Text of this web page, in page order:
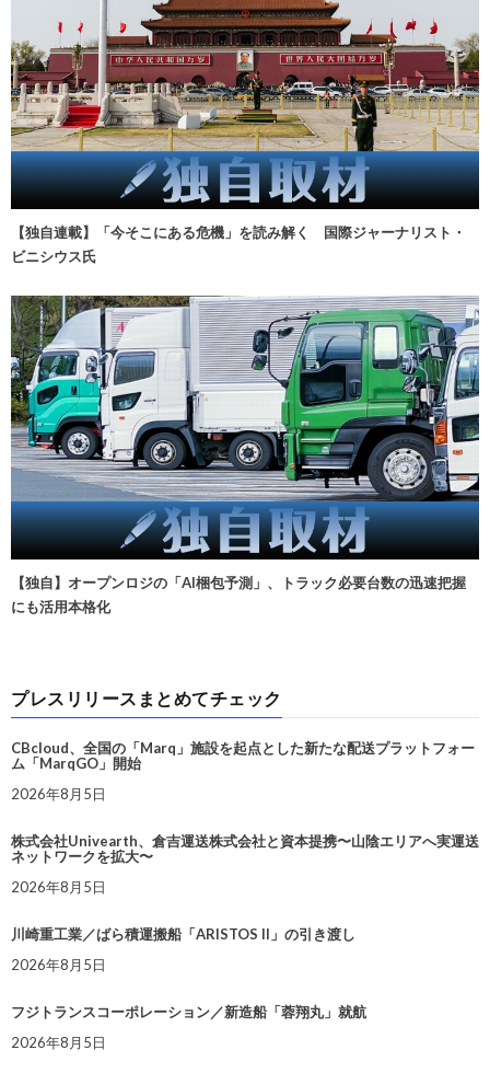
【独自連載】「今そこにある危機」を読み解く 国際ジャーナリスト・
ビニシウス氏
【独自】オープンロジの「AI梱包予測」、トラック必要台数の迅速把握
にも活用本格化
プレスリリースまとめてチェック
CBcloud、全国の「Marq」施設を起点とした新たな配送プラットフォー
ム「MarqGO」開始
2026年8月5日
株式会社Univearth、倉吉運送株式会社と資本提携〜山陰エリアへ実運送
ネットワークを拡大〜
2026年8月5日
川崎重工業／ばら積運搬船「ARISTOS II」の引き渡し
2026年8月5日
フジトランスコーポレーション／新造船「蓉翔丸」就航
2026年8月5日